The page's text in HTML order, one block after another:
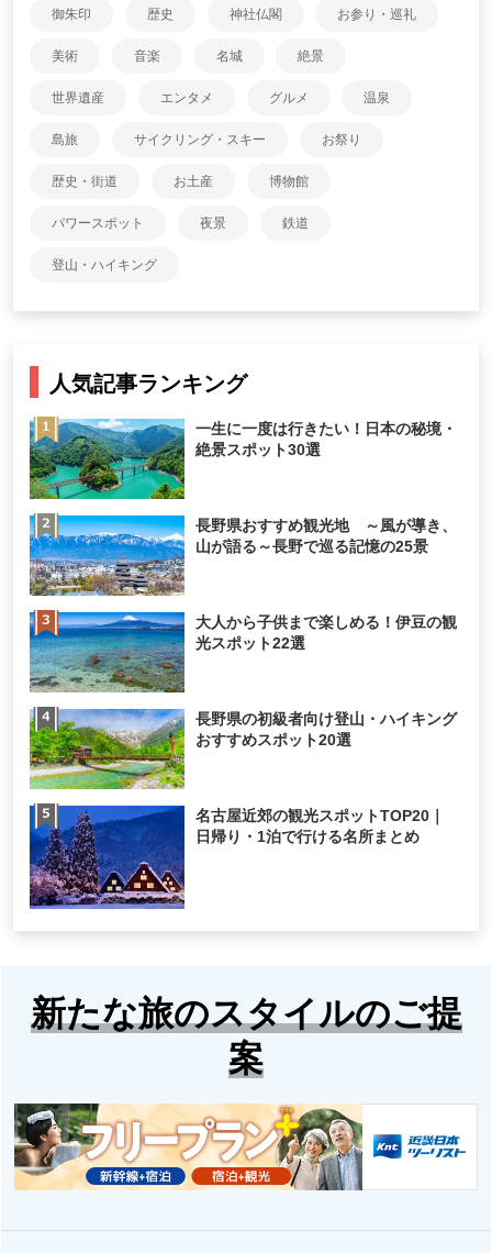
御朱印 歴史 神社仏閣 お参り・巡礼
美術 音楽 名城 絶景
世界遺産 エンタメ グルメ 温泉
島旅 サイクリング・スキー お祭り
歴史・街道 お土産 博物館
パワースポット 夜景 鉄道
登山・ハイキング
人気記事ランキング
一生に一度は行きたい！日本の秘境・
絶景スポット30選
長野県おすすめ観光地 ～風が導き、
山が語る～長野で巡る記憶の25景
大人から子供まで楽しめる！伊豆の観
光スポット22選
長野県の初級者向け登山・ハイキング
おすすめスポット20選
名古屋近郊の観光スポットTOP20｜
日帰り・1泊で行ける名所まとめ
新たな旅のスタイルのご提
案